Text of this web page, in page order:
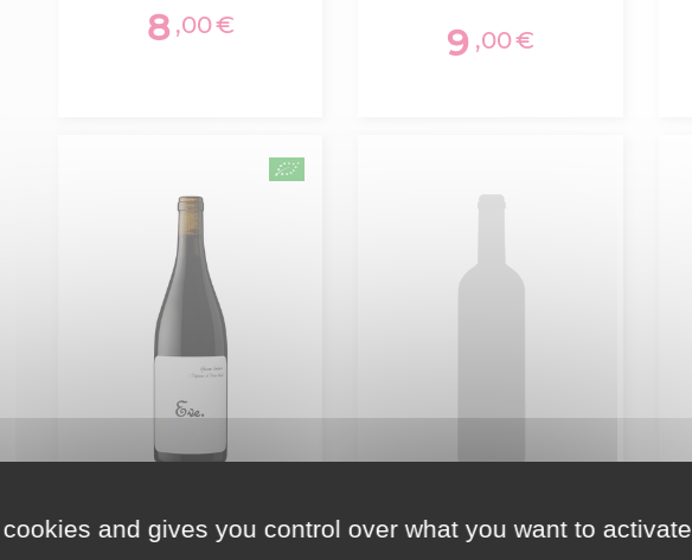
8 ,00€ 9 ,00€
Igp Pays D'oc Syrah
Igp Pays D Oc
and gives you control over what you want to activate